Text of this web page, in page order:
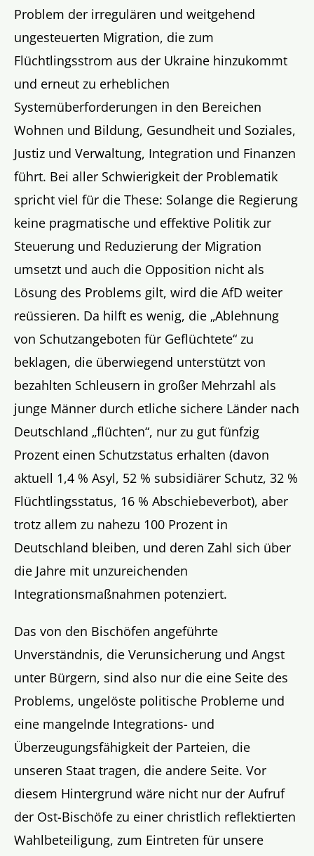
Problem der irregulären und weitgehend
ungesteuerten Migration, die zum
Flüchtlingsstrom aus der Ukraine hinzukommt
und erneut zu erheblichen
Systemüberforderungen in den Bereichen
Wohnen und Bildung, Gesundheit und Soziales,
Justiz und Verwaltung, Integration und Finanzen
führt. Bei aller Schwierigkeit der Problematik
spricht viel für die These: Solange die Regierung
keine pragmatische und effektive Politik zur
Steuerung und Reduzierung der Migration
umsetzt und auch die Opposition nicht als
Lösung des Problems gilt, wird die AfD weiter
reüssieren. Da hilft es wenig, die „Ablehnung
von Schutzangeboten für Geflüchtete“ zu
beklagen, die überwiegend unterstützt von
bezahlten Schleusern in großer Mehrzahl als
junge Männer durch etliche sichere Länder nach
Deutschland „flüchten“, nur zu gut fünfzig
Prozent einen Schutzstatus erhalten (davon
aktuell 1,4 % Asyl, 52 % subsidiärer Schutz, 32 %
Flüchtlingsstatus, 16 % Abschiebeverbot), aber
trotz allem zu nahezu 100 Prozent in
Deutschland bleiben, und deren Zahl sich über
die Jahre mit unzureichenden
Integrationsmaßnahmen potenziert.
Das von den Bischöfen angeführte
Unverständnis, die Verunsicherung und Angst
unter Bürgern, sind also nur die eine Seite des
Problems, ungelöste politische Probleme und
eine mangelnde Integrations- und
Überzeugungsfähigkeit der Parteien, die
unseren Staat tragen, die andere Seite. Vor
diesem Hintergrund wäre nicht nur der Aufruf
der Ost-Bischöfe zu einer christlich reflektierten
Wahlbeteiligung, zum Eintreten für unsere